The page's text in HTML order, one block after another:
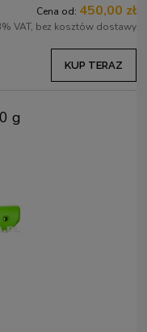
Cena od: 450,00 zł
VAT, bez kosztów dostawy
KUP TERAZ
g